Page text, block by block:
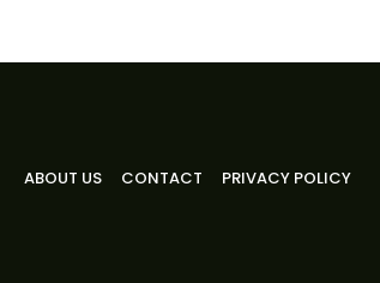
ABOUT US CONTACT PRIVACY POLICY